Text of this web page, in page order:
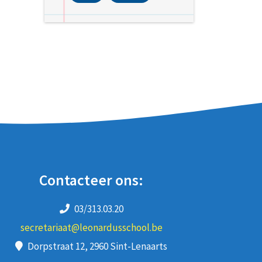
Contacteer ons:
03/313.03.20
secretariaat@leonardusschool.be
Dorpstraat 12, 2960 Sint-Lenaarts